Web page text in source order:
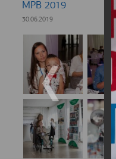
МРВ 2019
30.06.2019